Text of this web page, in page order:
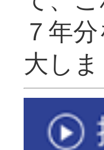
７年
大